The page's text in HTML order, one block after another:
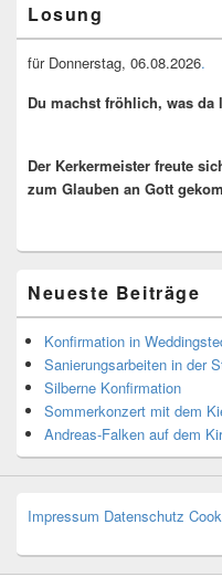
Sidebar
Widget
Area
Losung
für Donnerstag, 06.08.2026.
Du machst fröhlich, was da
Der Kerkermeister freute
zum Glauben an Gott
Neueste Beiträge
Konfirmation in
Sanierungsarbeiten in der
Silberne Konfirmation
Sommerkonzert mit dem
Andreas-Falken auf dem
Impressum Datenschutz